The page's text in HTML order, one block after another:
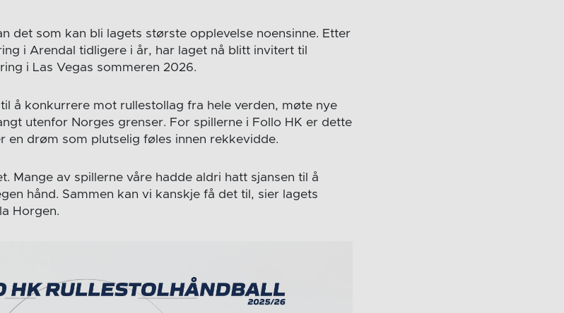
det som kan bli lagets største opplevelse noensinne. Etter
i Arendal tidligere i år, har laget nå blitt invitert til
i Las Vegas sommeren 2026.
å konkurrere mot rullestollag fra hele verden, møte nye
utenfor Norges grenser. For spillerne i Follo HK er dette
en drøm som plutselig føles innen rekkevidde.
Mange av spillerne våre hadde aldri hatt sjansen til å
hånd. Sammen kan vi kanskje få det til, sier lagets
Horgen.